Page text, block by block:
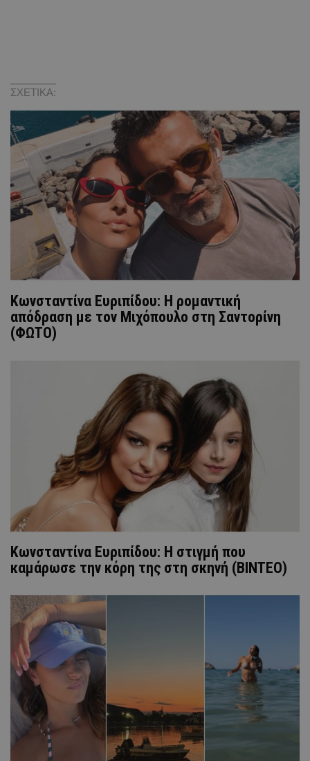
ΣΧΕΤΙΚΑ:
Κωνσταντίνα Ευριπίδου: Η ρομαντική
απόδραση με τον Μιχόπουλο στη Σαντορίνη
(ΦΩΤΟ)
Κωνσταντίνα Ευριπίδου: Η στιγμή που
καμάρωσε την κόρη της στη σκηνή (ΒΙΝΤΕΟ)